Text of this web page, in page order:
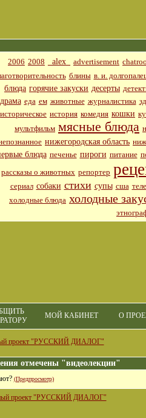
2006 2008 _alex_ advertisement
блины в. и.
блюда горячие закуски десерты
драма еда ем животные журналистика
историческое история комедия кошки
мультфильм мясные блюда
нижегородская область
блюда печенье пироги питание
рассказы о животных репортер
сериал собаки стихи супы сша
холодные блюда холодные
МОЙ КАБИНЕТ О
проект "РУССКИЙ ДИАЛОГ"
отмечены "видеолекции"
(Предпросмотр)
проект "РУССКИЙ ДИАЛОГ"